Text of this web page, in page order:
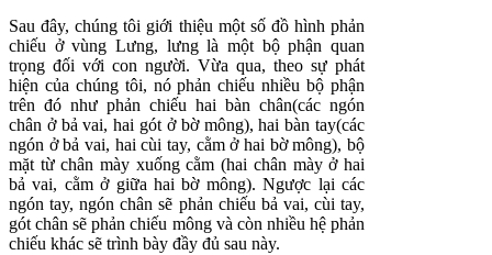
Sau đây, chúng tôi giới thiệu một số đồ hình phản
chiếu ở vùng Lưng, lưng là một bộ phận quan
trọng đối với con người. Vừa qua, theo sự phát
hiện của chúng tôi, nó phản chiếu nhiều bộ phận
trên đó như phản chiếu hai bàn chân(các ngón
chân ở bả vai, hai gót ở bờ mông), hai bàn tay(các
ngón ở bả vai, hai cùi tay, cằm ở hai bờ mông), bộ
mặt từ chân mày xuống cằm (hai chân mày ở hai
bả vai, cằm ở giữa hai bờ mông). Ngược lại các
ngón tay, ngón chân sẽ phản chiếu bả vai, cùi tay,
gót chân sẽ phản chiếu mông và còn nhiều hệ phản
chiếu khác sẽ trình bày đầy đủ sau này.